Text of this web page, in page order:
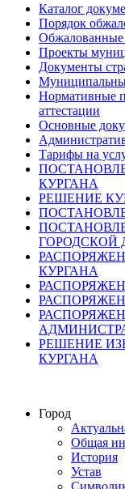
Каталог
Порядок
Обжалованные
Проекты
Документы
Нормативные
аттестации
Основные
Тарифы на
КУРГАНА
РЕШЕНИЕ
ГОРОДСКОЙ
КУРГАНА
РЕШЕНИЕ
КУРГАНА
Город
Общая
История
Устав